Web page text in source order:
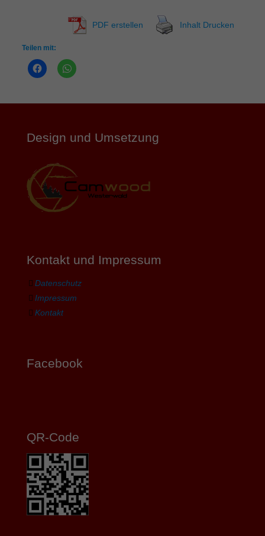
PDF erstellen Inhalt Drucken
Teilen mit:
Design und Umsetzung
Kontakt und Impressum
Datenschutz
Impressum
Kontakt
Facebook
QR-Code